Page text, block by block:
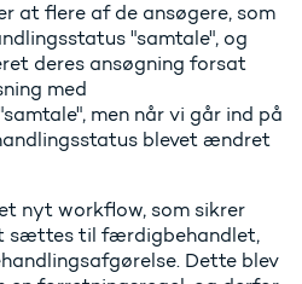
at flere af de ansøgere, som
"samtale", og
deres ansøgning forsat
med
men når vi går ind på
blevet ændret
nyt workflow, som sikrer
sættes til færdigbehandlet,
Dette blev